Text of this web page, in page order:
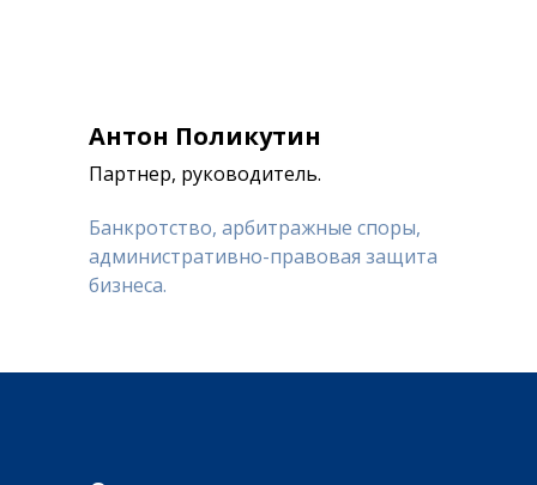
Антон Поликутин
Партнер, руководитель.
Банкротство, арбитражные споры,
административно-правовая защита
бизнеса.